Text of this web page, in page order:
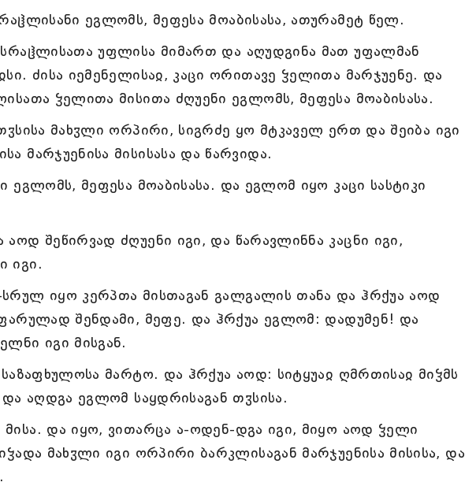
ეგლომს, მეფესა მოაბისასა, ათურამეტ წელ.
უფლისა მიმართ და აღუდგინა მათ უფალმან
ძისა იემენელისაჲ, კაცი ორითავე ჴელითა მარჯუენე. და
ჴელითა მისითა ძღუენი ეგლომს, მეფესა მოაბისასა.
მახჳლი ორპირი, სიგრძე ყო მტკაველ ერთ და შეიბა იგი
მარჯუენისა მისისასა და წარვიდა.
ეგლომს, მეფესა მოაბისასა. და ეგლომ იყო კაცი სასტიკი
შეწირვად ძღუენი იგი, და წარავლინნა კაცნი იგი,
იგი.
იყო კერპთა მისთაგან გალგალის თანა და ჰრქუა აოდ
შენდამი, მეფე. და ჰრქუა ეგლომ: დადუმენ! და
იგი მისგან.
მარტო. და ჰრქუა აოდ: სიტყუაჲ ღმრთისაჲ მიჴმს
აღდგა ეგლომ საყდრისაგან თჳსისა.
და იყო, ვითარცა ა-ოდენ-დგა იგი, მიყო აოდ ჴელი
მახჳლი იგი ორპირი ბარკლისაგან მარჯუენისა მისისა, და